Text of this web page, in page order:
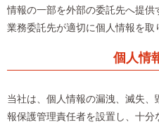
情報の一部を外部の委託先へ提供
業務委託先が適切に個人情報を取
個人情
当社は、個人情報の漏洩、滅失
報保護管理責任者を設置し、十